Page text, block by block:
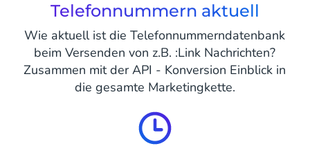
Telefonnummern aktuell
Wie aktuell ist die Telefonnummerndatenbank
beim Versenden von z.B. :Link Nachrichten?
Zusammen mit der API - Konversion Einblick in
die gesamte Marketingkette.